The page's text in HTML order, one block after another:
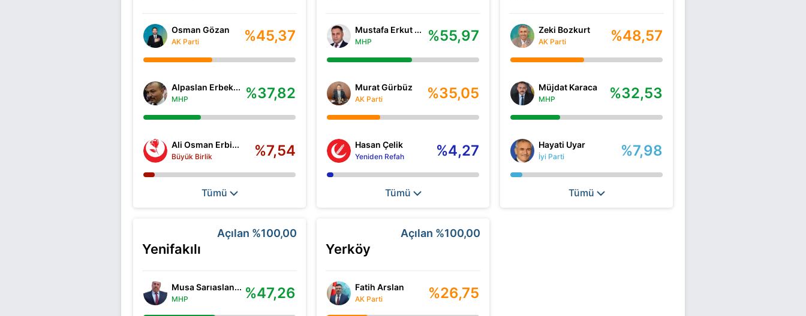
Osman Gözan
AK Parti %45,37
Alpaslan Erbek...
MHP %37,82
Ali Osman Erbi...
Büyük Birlik %7,54
Tümü
Mustafa Erkut ...
MHP %55,97
Murat Gürbüz
AK Parti %35,05
Hasan Çelik
Yeniden Refah %4,27
Tümü
Zeki Bozkurt
AK Parti %48,57
Müjdat Karaca
MHP %32,53
Hayati Uyar
İyi Parti %7,98
Tümü
Yenifakılı
Açılan %100,00
Musa Sarıaslan...
MHP %47,26
Yerköy
Açılan %100,00
Fatih Arslan
AK Parti %26,75